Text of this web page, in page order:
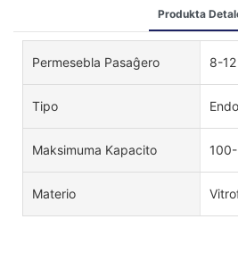
Produkta
Permesebla Pasaĝero 8-12
Tipo
Maksimuma Kapacito
Materio